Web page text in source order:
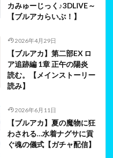
カみゅーじっく♪3DLIVE～
【ブルアカらいぶ！】
2026年4月29日
【ブルアカ】第二部EX ロ
ア追跡編 1章 正午の陽炎
読む。【メインストーリー
読み】
2026年6月11日
【ブルアカ】夏の魔物に狂
わされる…水着ナグサに貢
ぐ魂の儀式【ガチャ配信】